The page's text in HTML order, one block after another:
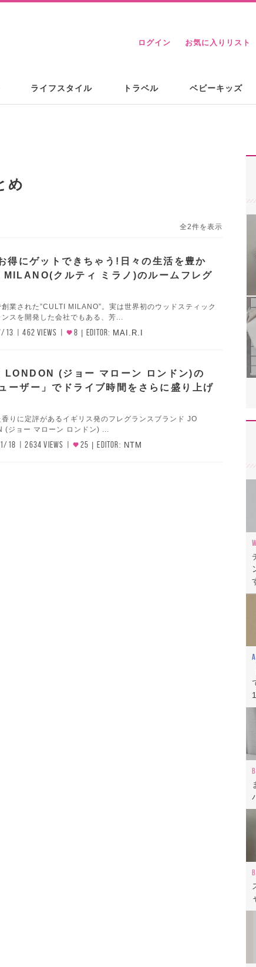
ログイン お気に入りリスト
ライフスタイル トラベル ベビーキッズ
め
全2件を表示
得にゲットできちゃう!日々の生活を豊か
クルティ ミラノ)のルームフレグ
業された”CULTI MILANO”。実は世界初のウッドスティック
スを開発した会社でもある、芳...
13 462 VIEWS 8 EDITOR: MAI.R.I
(ジョー マローン ロンドン)の
ーザー」でドライブ時間をさらに盛り上げ
りに定評があるイギリス発のフレグランスブランド JO
(ジョー マローン ロンドン) ...
18 2634 VIEWS 25 EDITOR: NTM